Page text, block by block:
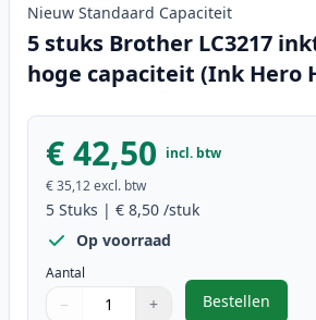
Nieuw Standaard Capaciteit
5 stuks Brother LC3217
hoge capaciteit (Ink Hero
€ 42,50 incl. btw
€ 35,12excl. btw
5 Stuks | € 8,50 /stuk
Op voorraad
Aantal
Gebruik de knoppen om aan te
− +
1
Bestellen
,5 stuks